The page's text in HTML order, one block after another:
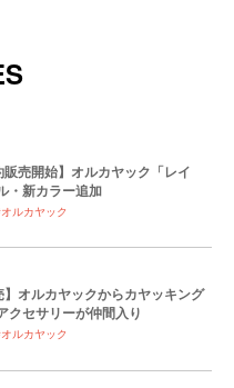
販売開始】オルカヤック「レイ
・新カラー追加
ルカヤック
】オルカヤックからカヤッキング
クセサリーが仲間入り
ルカヤック